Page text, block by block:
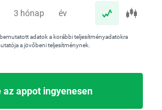
3 hónap év
adatok a korábbi teljesítményadatokra
a jövőbeni teljesítménynek.
az appot ingyenesen